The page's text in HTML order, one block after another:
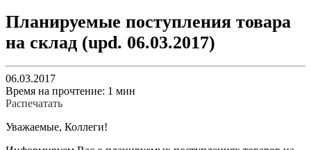
Планируемые поступления товара
на склад (upd. 06.03.2017)
06.03.2017
Время на прочтение: 1 мин
Распечатать
Уважаемые, Коллеги!